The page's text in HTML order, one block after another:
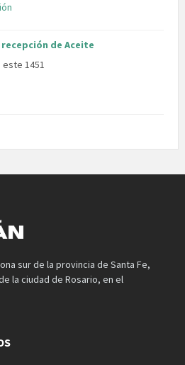
de Aceite
1451
sur de la provincia de Santa Fe,
la ciudad de Rosario, en el